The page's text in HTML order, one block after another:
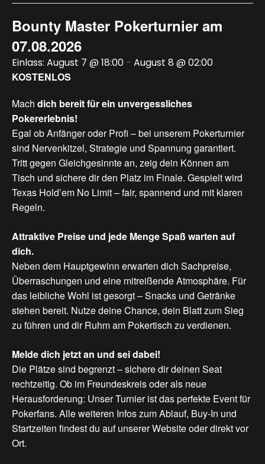
Bounty Master Pokerturnier am
07.08.2026
August 7 @ 18:00 - August 8 @ 02:00
KOSTENLOS
Mach dich bereitfürein unvergessliches
Pokererlebnis!
Egal ob Anfänger oder Profi – bei unserem Pokerturnier
sind Nervenkitzel, Strategie und Spannung garantiert.
Tritt gegen Gleichgesinnte an, zeig dein Können am
Tisch und sichere dir den Platz im Finale. Gespielt wird
Texas Hold’em No Limit – fair, spannend und mit klaren
Regeln.
Attraktive Preise und jede MengeSpaßwarten auf
dich.
Neben dem Hauptgewinn erwarten dich Sachpreise,
Überraschungen und eine mitreißende Atmosphäre. Für
das leibliche Wohl ist gesorgt – Snacks und Getränke
stehen bereit. Nutze deine Chance, dein Blatt zum Sieg
zu führen und dir Ruhm am Pokertisch zu verdienen.
Meldedich jetztan und seidabei!
Die Plätze sind begrenzt – sichere dir deinen Seat
rechtzeitig. Ob im Freundeskreis oder als neue
Herausforderung: Unser Turnier ist das perfekte Event für
Pokerfans. Alle weiteren Infos zum Ablauf, Buy-In und
Startzeiten findest du auf unserer Website oder direkt vor
Ort.